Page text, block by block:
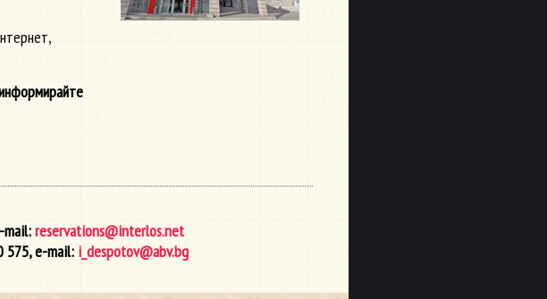
mail:reservations@interlos.net
575, e-mail: i_despotov@abv.bg